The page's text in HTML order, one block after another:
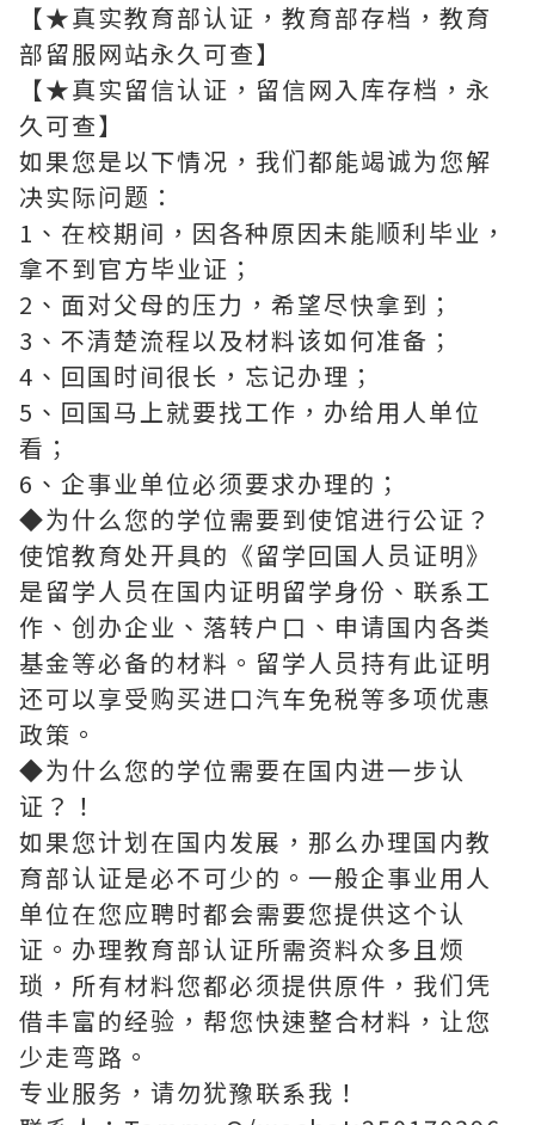
【★真实教育部认证，教育部存档，教育
部留服网站永久可查】
【★真实留信认证，留信网入库存档，永
久可查】
如果您是以下情况，我们都能竭诚为您解
决实际问题：
1、在校期间，因各种原因未能顺利毕业，
拿不到官方毕业证；
2、面对父母的压力，希望尽快拿到；
3、不清楚流程以及材料该如何准备；
4、回国时间很长，忘记办理；
5、回国马上就要找工作，办给用人单位
看；
6、企事业单位必须要求办理的；
◆为什么您的学位需要到使馆进行公证？
使馆教育处开具的《留学回国人员证明》
是留学人员在国内证明留学身份、联系工
作、创办企业、落转户口、申请国内各类
基金等必备的材料。留学人员持有此证明
还可以享受购买进口汽车免税等多项优惠
政策。
◆为什么您的学位需要在国内进一步认
证？！
如果您计划在国内发展，那么办理国内教
育部认证是必不可少的。一般企事业用人
单位在您应聘时都会需要您提供这个认
证。办理教育部认证所需资料众多且烦
琐，所有材料您都必须提供原件，我们凭
借丰富的经验，帮您快速整合材料，让您
少走弯路。
专业服务，请勿犹豫联系我！